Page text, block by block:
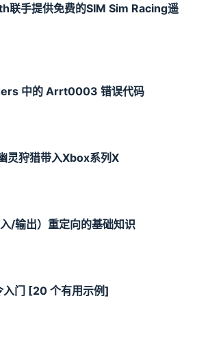
手提供免费的SIM Sim Racing遥
中的 Arrt0003 错误代码
灵狩猎带入Xbox系列X
/输出）重定向的基础知识
门 [20 个有用示例]